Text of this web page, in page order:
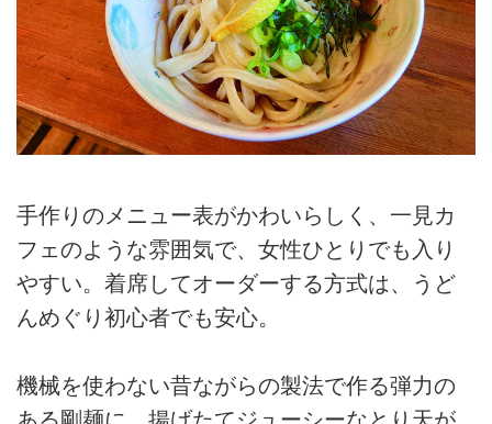
手作りのメニュー表がかわいらしく、一見カ
フェのような雰囲気で、女性ひとりでも入り
やすい。着席してオーダーする方式は、うど
んめぐり初心者でも安心。
機械を使わない昔ながらの製法で作る弾力の